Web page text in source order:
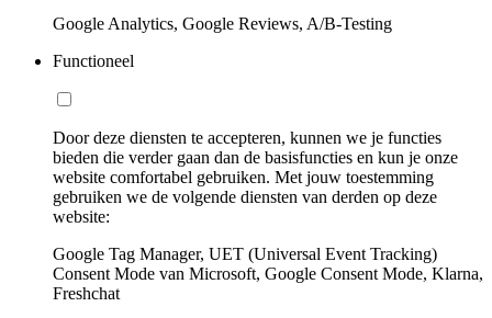
Google Analytics, Google Reviews, A/B-Testing
Functioneel
Door deze diensten te accepteren, kunnen we je functies
bieden die verder gaan dan de basisfuncties en kun je onze
website comfortabel gebruiken. Met jouw toestemming
gebruiken we de volgende diensten van derden op deze
website:
Google Tag Manager, UET (Universal Event Tracking)
Consent Mode van Microsoft, Google Consent Mode, Klarna,
Freshchat